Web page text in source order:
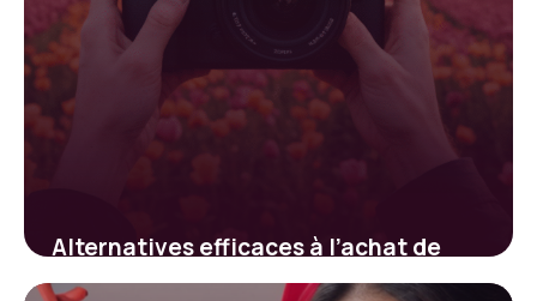
Alternatives efficaces à l’achat de
followers pour booster votre visibilité